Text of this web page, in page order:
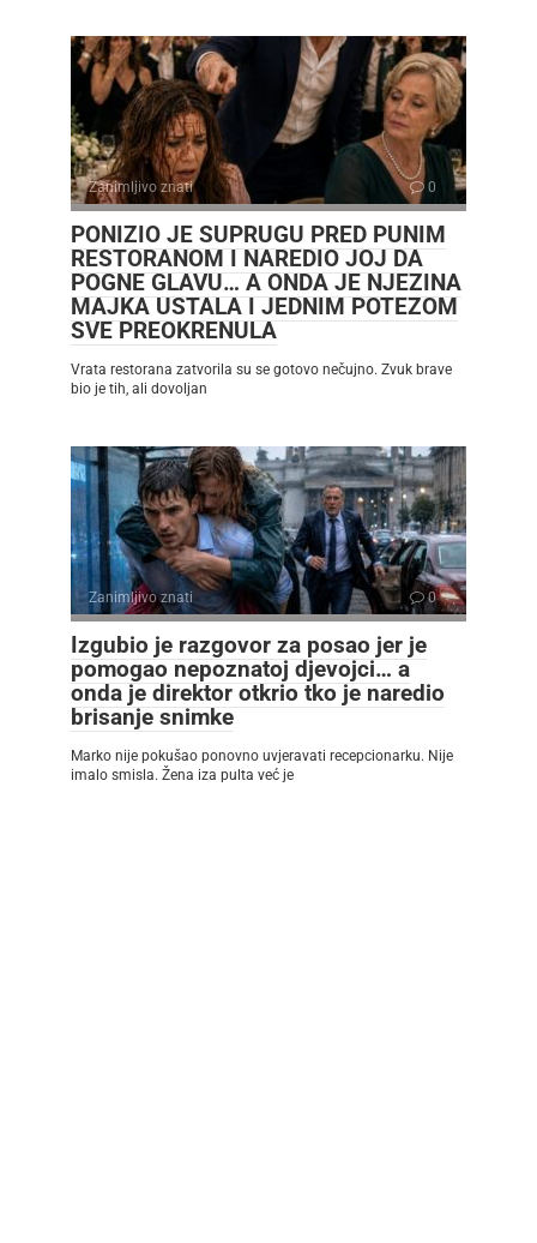
Zanimljivo znati 0
PONIZIO JE SUPRUGU PRED PUNIM
RESTORANOM I NAREDIO JOJ DA
POGNE GLAVU… A ONDA JE NJEZINA
MAJKA USTALA I JEDNIM POTEZOM
SVE PREOKRENULA
Vrata restorana zatvorila su se gotovo nečujno. Zvuk brave
bio je tih, ali dovoljan
Zanimljivo znati 0
Izgubio je razgovor za posao jer je
pomogao nepoznatoj djevojci… a
onda je direktor otkrio tko je naredio
brisanje snimke
Marko nije pokušao ponovno uvjeravati recepcionarku. Nije
imalo smisla. Žena iza pulta već je